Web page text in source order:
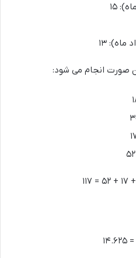
۱۵
۱۳
صورت انجام می شود: